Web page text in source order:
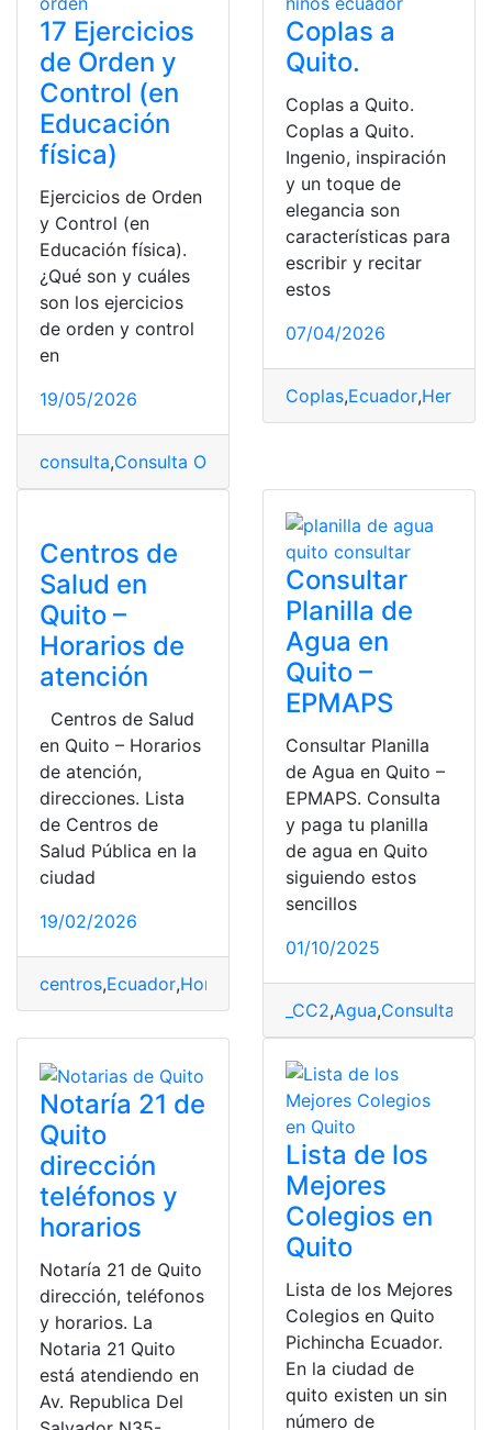
17 Ejercicios
de Orden y
Control (en
Educación
física)
Ejercicios de Orden
y Control (en
Educación física).
¿Qué son y cuáles
son los ejercicios
de orden y control
en
19/05/2026
consulta,Consulta Online
Coplas a
Quito.
Coplas a Quito.
Coplas a Quito.
Ingenio, inspiración
y un toque de
elegancia son
características para
escribir y recitar
estos
07/04/2026
Coplas,Ecuador,
Centros de
Salud en
Quito –
Horarios de
atención
Centros de Salud
en Quito – Horarios
de atención,
direcciones. Lista
de Centros de
Salud Pública en la
ciudad
19/02/2026
centros,Ecuador,Horarios Quito,Salud,sector,top2
Consultar
Planilla de
Agua en
Quito –
EPMAPS
Consultar Planilla
de Agua en Quito –
EPMAPS. Consulta
y paga tu planilla
de agua en Quito
siguiendo estos
sencillos
01/10/2025
_CC2,Agua,Consultas
Notaría 21 de
Quito
dirección
teléfonos y
horarios
Notaría 21 de Quito
dirección, teléfonos
y horarios. La
Notaria 21 Quito
está atendiendo en
Av. Republica Del
Lista de los
Mejores
Colegios en
Quito
Lista de los Mejores
Colegios en Quito
Pichincha Ecuador.
En la ciudad de
quito existen un sin
número de